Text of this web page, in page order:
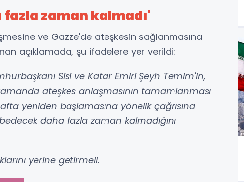
zaman kalmadı'
ve Gazze'de ateşkesin sağlanmasına
açıklamada, şu ifadelere yer verildi:
Sisi ve Katar Emiri Şeyh Temim'in,
ateşkes anlaşmasının tamamlanması
yeniden başlamasına yönelik çağrısına
daha fazla zaman kalmadığını
yerine getirmeli.